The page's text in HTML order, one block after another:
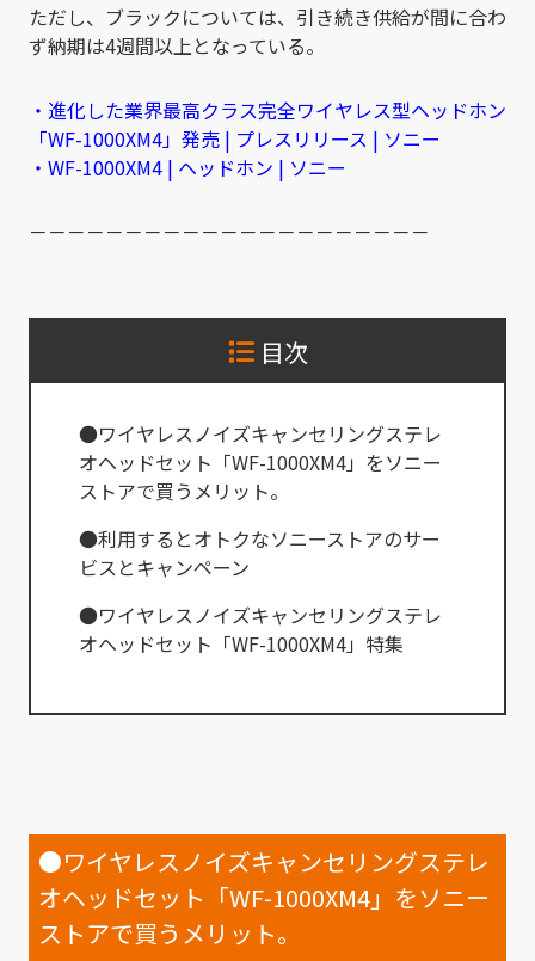
ただし、ブラックについては、引き続き供給が間に合わ
ず納期は4週間以上となっている。
・進化した業界最高クラス完全ワイヤレス型ヘッドホン
「WF-1000XM4」発売 | プレスリリース | ソニー
・WF-1000XM4 | ヘッドホン | ソニー
－－－－－－－－－－－－－－－－－－－－－
目次
●ワイヤレスノイズキャンセリングステレ
オヘッドセット「WF-1000XM4」をソニー
ストアで買うメリット。
●利用するとオトクなソニーストアのサー
ビスとキャンペーン
●ワイヤレスノイズキャンセリングステレ
オヘッドセット「WF-1000XM4」特集
●ワイヤレスノイズキャンセリングステレ
オヘッドセット「WF-1000XM4」 をソニー
ストアで買うメリット。